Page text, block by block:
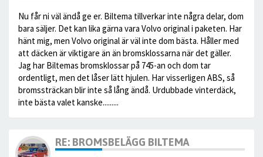
Nu får ni väl ändå ge er. Biltema tillverkar inte några delar, dom
bara säljer. Det kan lika gärna vara Volvo original i paketen. Har
hänt mig, men Volvo original är väl inte dom bästa. Håller med
att däcken är viktigare än än bromsklossarna när det gäller.
Jag har Biltemas bromsklossar på 745-an och dom tar
ordentligt, men det låser lätt hjulen. Har visserligen ABS, så
bromssträckan blir inte så lång ändå. Urdubbade vinterdäck,
inte bästa valet kanske.........
RE: BROMSBELÄGG BILTEMA